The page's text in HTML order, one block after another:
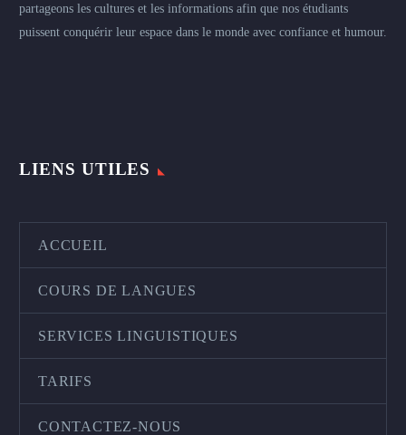
partageons les cultures et les informations afin que nos étudiants
puissent conquérir leur espace dans le monde avec confiance et humour.
LIENS UTILES
ACCUEIL
COURS DE LANGUES
SERVICES LINGUISTIQUES
TARIFS
CONTACTEZ-NOUS